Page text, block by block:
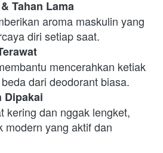
Tahan Lama
diri setiap saat.
dari deodorant biasa.
Dipakai
modern yang aktif dan